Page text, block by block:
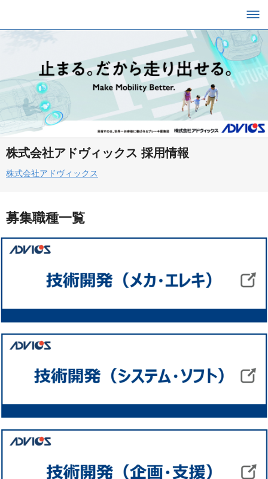
株式会社アドヴィックス 採用情報
株式会社アドヴィックス
募集職種一覧